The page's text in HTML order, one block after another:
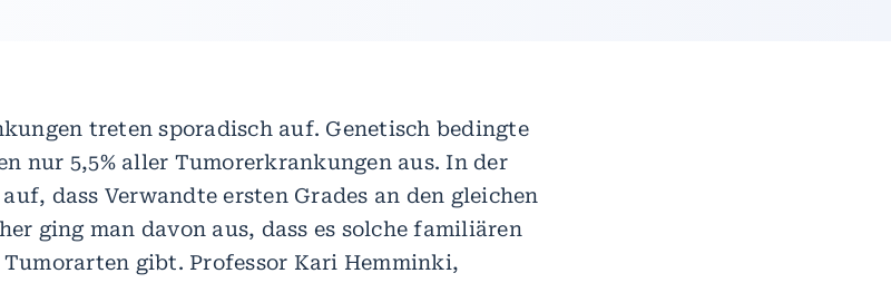
treten sporadisch auf. Genetisch bedingte
nur 5,5% aller Tumorerkrankungen aus. In der
dass Verwandte ersten Grades an den gleichen
ging man davon aus, dass es solche familiären
gibt. Professor Kari Hemminki,